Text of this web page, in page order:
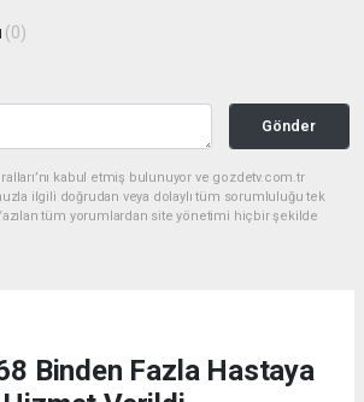
(0)
Gönder
kabul etmiş bulunuyor ve gozdetv.com.tr
ilgili doğrudan veya dolaylı tüm sorumluluğu tek
tüm yorumlardan site yönetimi hiçbir şekilde
Binden Fazla Hastaya